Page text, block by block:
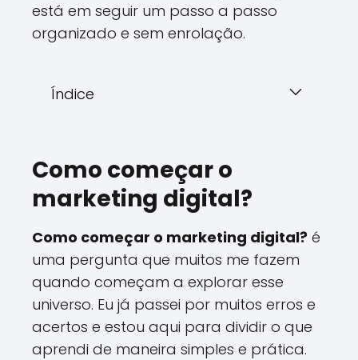
está em seguir um passo a passo
organizado e sem enrolação.
Índice
Como começar o
marketing digital?
Como começar o marketing digital? é
uma pergunta que muitos me fazem
quando começam a explorar esse
universo. Eu já passei por muitos erros e
acertos e estou aqui para dividir o que
aprendi de maneira simples e prática.